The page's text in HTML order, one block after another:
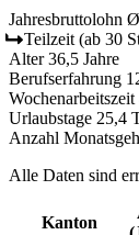
Jahresbruttolohn
Teilzeit (ab 30
Alter 36,5 Jahre
Berufserfahrung
Wochenarbeitszeit
Urlaubstage 25,4
Anzahl
Alle Daten sind
Kanton